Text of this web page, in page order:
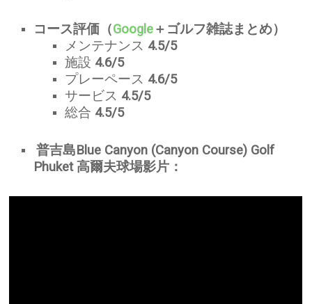
コース評価（Google＋ゴルフ雑誌まとめ）
メンテナンス 4.5/5
施設 4.6/5
プレーペース 4.6/5
サービス 4.5/5
総合 4.5/5
普吉島Blue Canyon (Canyon Course) Golf
Phuket 高爾夫球場影片：